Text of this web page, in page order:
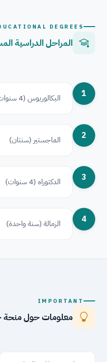
DEGREES
المراحل الدراسية
1 البكالوريوس (4 سنوات)
2 الماجستير (سنتان)
3 الدكتوراه (4 سنوات)
4 الزمالة (سنة واحدة)
IMPORTANT
معلومات حول منحة